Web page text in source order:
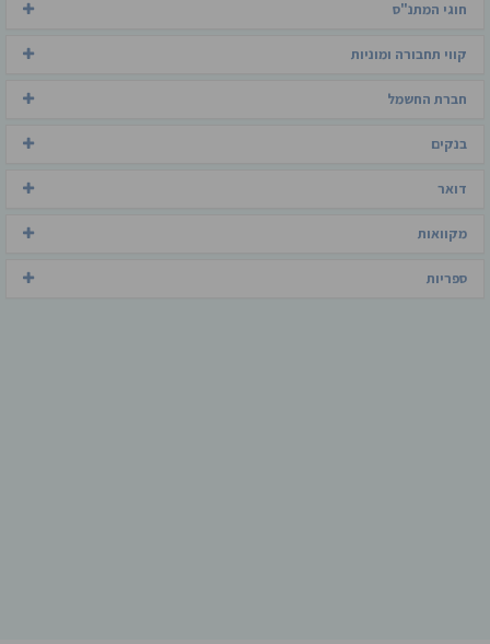
חוגי המתנ"ס
קווי תחבורה ומוניות
חברת החשמל
בנקים
דואר
מקוואות
ספריות